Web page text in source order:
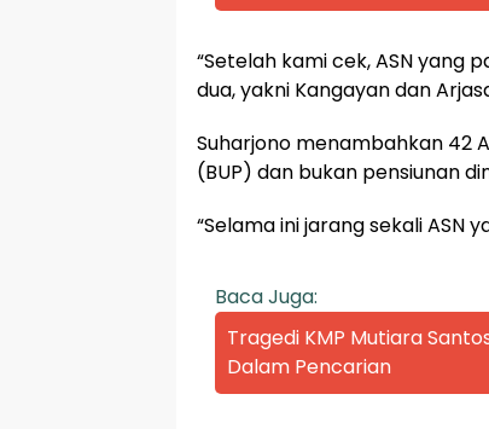
“Setelah kami cek, ASN yang
dua, yakni Kangayan dan
Suharjono menambahkan 42
(BUP) dan bukan pensiunan
“Selama ini jarang sekali ASN
Baca Juga:
Tragedi KMP Mutiara
Dalam Pencarian